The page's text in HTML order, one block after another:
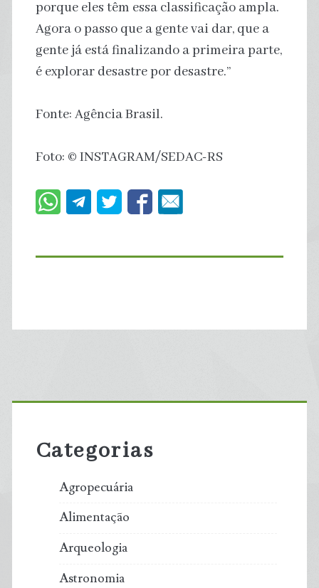
porque eles têm essa classificação ampla.
Agora o passo que a gente vai dar, que a
gente já está finalizando a primeira parte,
é explorar desastre por desastre.”
Fonte: Agência Brasil.
Foto: © INSTAGRAM/SEDAC-RS
Primary
Sidebar
Categorias
Agropecuária
Alimentação
Arqueologia
Astronomia